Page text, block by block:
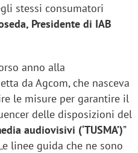
stessi consumatori
Presidente di IAB
anno alla
da Agcom, che nasceva
le misure per garantire il
delle disposizioni del
audiovisivi (‘TUSMA’)”
linee guida che ne sono